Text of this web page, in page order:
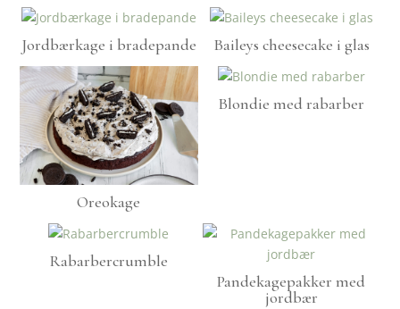
Jordbærkage i bradepande Baileys cheesecake i glas
Oreokage
Blondie med rabarber
Rabarbercrumble
Pandekagepakker med
jordbær